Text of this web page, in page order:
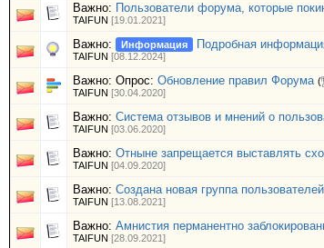
Важно: Пользователи форума, которые
TAIFUN [19.01.2021]
Важно: Информация Подробная
TAIFUN [08.12.2024]
Важно: Опрос: Обновление правил Форума (
TAIFUN [30.04.2020]
Важно: Система отзывов и мнений о
TAIFUN [03.06.2020]
Важно: Отныне запрещается выставлять
TAIFUN [04.09.2020]
Важно: Создана новая группа
TAIFUN [13.08.2021]
Важно: Амнистия перманентно
TAIFUN [28.09.2021]